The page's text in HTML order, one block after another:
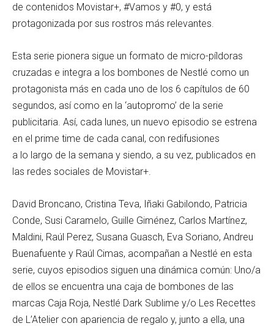
de contenidos Movistar+, #Vamos y #0, y está
protagonizada por sus rostros más relevantes.
Esta serie pionera sigue un formato de micro-píldoras
cruzadas e integra a los bombones de Nestlé como un
protagonista más en cada uno de los 6 capítulos de 60
segundos, así como en la ‘autopromo’ de la serie
publicitaria. Así, cada lunes, un nuevo episodio se estrena
en el prime time de cada canal, con redifusiones
a lo largo de la semana y siendo, a su vez, publicados en
las redes sociales de Movistar+.
David Broncano, Cristina Teva, Iñaki Gabilondo, Patricia
Conde, Susi Caramelo, Guille Giménez, Carlos Martínez,
Maldini, Raúl Perez, Susana Guasch, Eva Soriano, Andreu
Buenafuente y Raúl Cimas, acompañan a Nestlé en esta
serie, cuyos episodios siguen una dinámica común: Uno/a
de ellos se encuentra una caja de bombones de las
marcas Caja Roja, Nestlé Dark Sublime y/o Les Recettes
de L’Atelier con apariencia de regalo y, junto a ella, una